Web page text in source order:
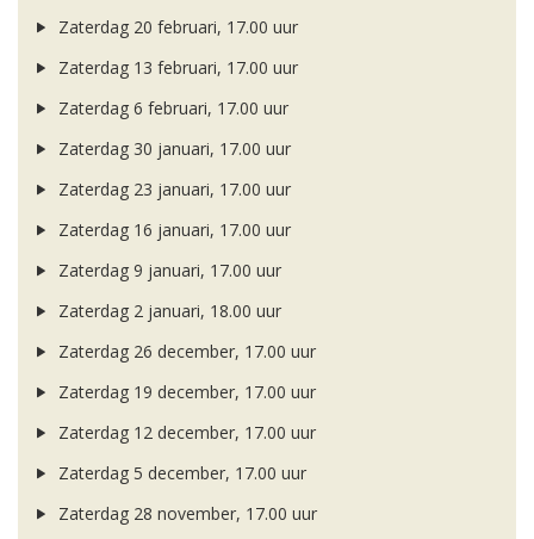
Zaterdag 20 februari, 17.00 uur
Zaterdag 13 februari, 17.00 uur
Zaterdag 6 februari, 17.00 uur
Zaterdag 30 januari, 17.00 uur
Zaterdag 23 januari, 17.00 uur
Zaterdag 16 januari, 17.00 uur
Zaterdag 9 januari, 17.00 uur
Zaterdag 2 januari, 18.00 uur
Zaterdag 26 december, 17.00 uur
Zaterdag 19 december, 17.00 uur
Zaterdag 12 december, 17.00 uur
Zaterdag 5 december, 17.00 uur
Zaterdag 28 november, 17.00 uur